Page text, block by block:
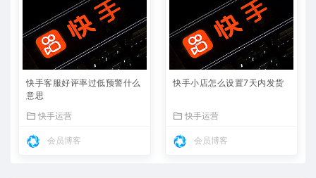
快手客服好评率过低预警什么
意思
快手运营
会员博客
快手小店怎么设置7天内发货
快手运营
会员博客